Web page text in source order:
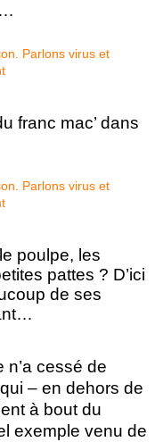
franc mac’ dans
poulpe, les
pattes ? D’ici
de ses
n’a cessé de
– en dehors de
à bout du
exemple venu de